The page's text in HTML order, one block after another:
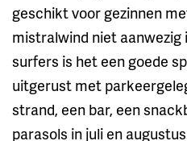
geschikt voor gezinnen
mistralwind niet aanwezig
surfers is het een goede
uitgerust met
strand, een bar, een
parasols in juli en